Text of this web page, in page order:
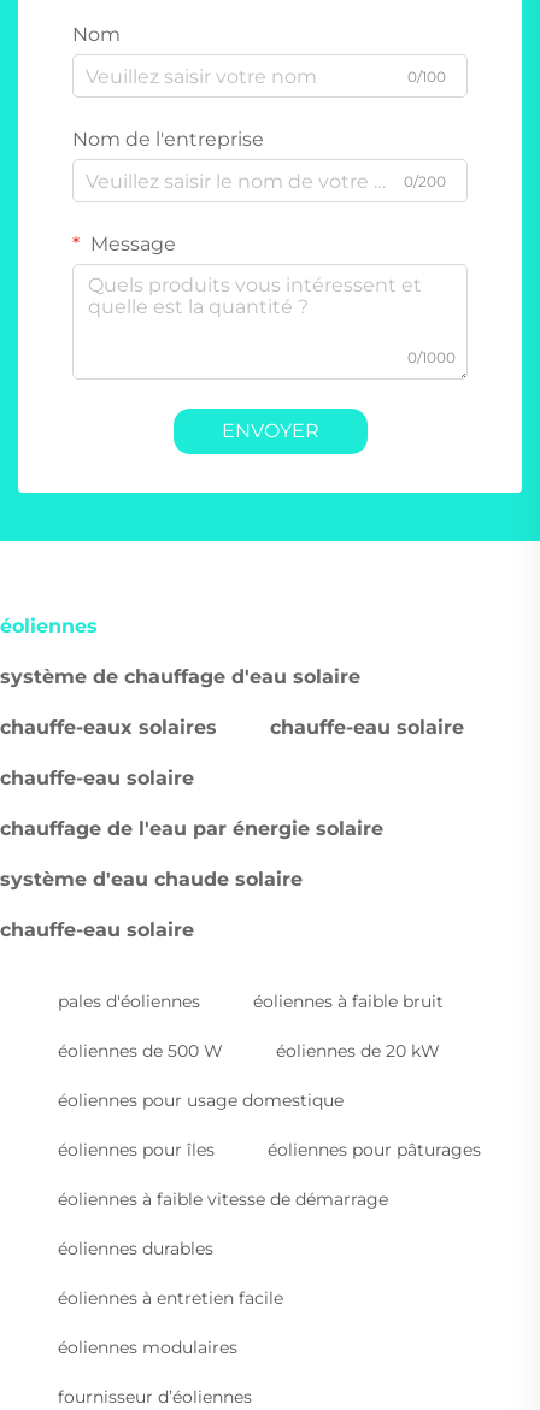
Nom
0/100
Nom de l'entreprise
0/200
Message
0/1000
ENVOYER
éoliennes
système de chauffage d'eau solaire
chauffe-eaux solaires chauffe-eau solaire
chauffe-eau solaire
chauffage de l'eau par énergie solaire
système d'eau chaude solaire
chauffe-eau solaire
pales d'éoliennes éoliennes à faible bruit
éoliennes de 500 W éoliennes de 20 kW
éoliennes pour usage domestique
éoliennes pour îles éoliennes pour pâturages
éoliennes à faible vitesse de démarrage
éoliennes durables
éoliennes à entretien facile
éoliennes modulaires
fournisseur d’éoliennes